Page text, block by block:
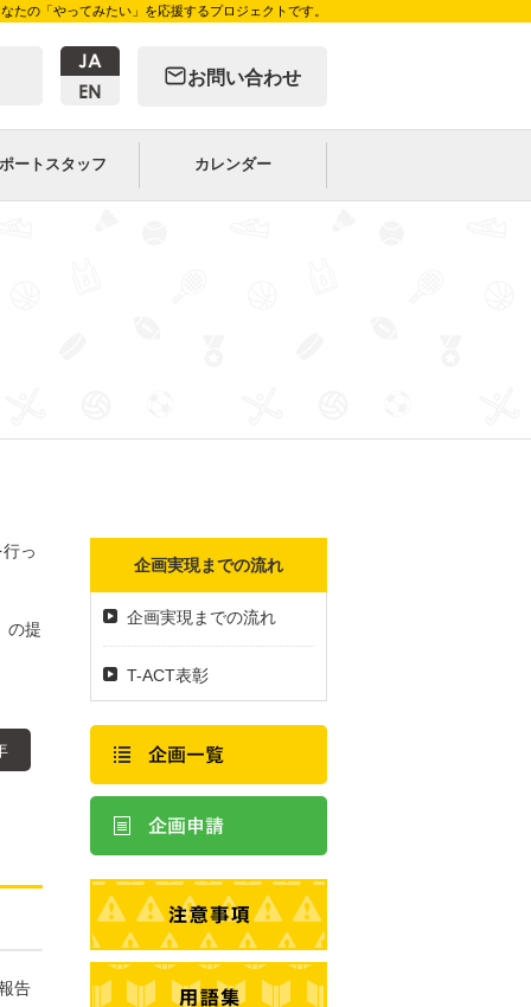
たの「やってみたい」を応援するプロジェクトです。
お問い合わせ
ートスタッフ カレンダー
っ
の提
告
企画実現までの流れ
企画実現までの流れ
T-ACT表彰